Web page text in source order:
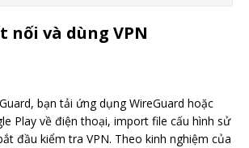
nối và dùng VPN
bạn tải ứng dụng WireGuard hoặc
Play về điện thoại, import file cấu hình sử
đầu kiểm tra VPN. Theo kinh nghiệm của